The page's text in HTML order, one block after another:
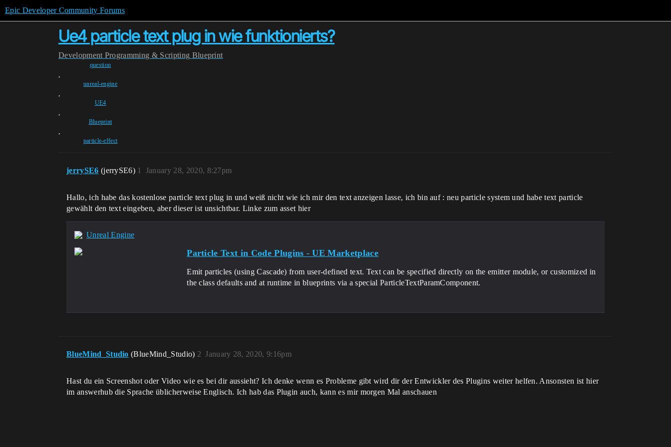
Epic Developer Community Forums
Ue4 particle text plug in wie funktionierts?
Development Programming & Scripting Blueprint
question
,
unreal-engine
,
UE4
,
Blueprint
,
particle-effect
jerrySE6 (jerrySE6) January 28, 2020, 8:27pm
1
Hallo, ich habe das kostenlose particle text plug in und weiß nicht wie ich mir den text anzeigen lasse, ich bin auf : neu particle system und habe text particle
gewählt den text eingeben, aber dieser ist unsichtbar. Linke zum asset hier
Unreal Engine
Particle Text in Code Plugins - UE Marketplace
Emit particles (using Cascade) from user-defined text. Text can be specified directly on the emitter module, or customized in
the class defaults and at runtime in blueprints via a special ParticleTextParamComponent.
BlueMind_Studio (BlueMind_Studio) January 28, 2020, 9:16pm
2
Hast du ein Screenshot oder Video wie es bei dir aussieht? Ich denke wenn es Probleme gibt wird dir der Entwickler des Plugins weiter helfen. Ansonsten ist hier
im answerhub die Sprache üblicherweise Englisch. Ich hab das Plugin auch, kann es mir morgen Mal anschauen